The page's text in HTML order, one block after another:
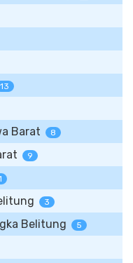
13
Barat 8
9
3
Belitung 5